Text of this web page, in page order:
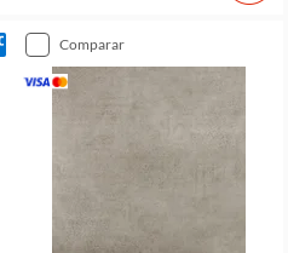
comparar